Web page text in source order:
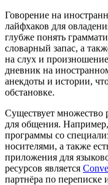
Говорение на
лайфхаков для
глубже понять
словарный запас, а
на слух и
дневник на
анекдоты и истории,
обстановке.
Существует множество
для общения.
программы со
носителями, а также
приложения для
ресурсов является
партнёра по переписке